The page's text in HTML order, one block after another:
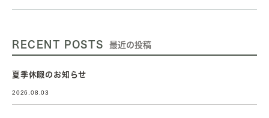
RECENT POSTS 最近の投稿
夏季休暇のお知らせ
2026.08.03